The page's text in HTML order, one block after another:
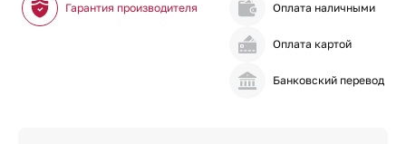
Гарантия производителя Оплата наличными
Оплата картой
Банковский перевод